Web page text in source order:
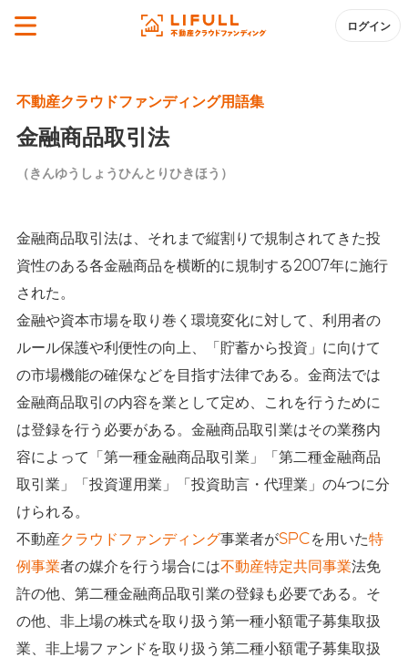
ログイン
不動産クラウドファンディング用語集
金融商品取引法
（きんゆうしょうひんとりひきほう）
金融商品取引法は、それまで縦割りで規制されてきた投
資性のある各金融商品を横断的に規制する2007年に施行
された。
金融や資本市場を取り巻く環境変化に対して、利用者の
ルール保護や利便性の向上、「貯蓄から投資」に向けて
の市場機能の確保などを目指す法律である。金商法では
金融商品取引の内容を業として定め、これを行うために
は登録を行う必要がある。金融商品取引業はその業務内
容によって「第一種金融商品取引業」「第二種金融商品
取引業」「投資運用業」「投資助言・代理業」の4つに分
けられる。
不動産クラウドファンディング事業者がSPCを用いた特
例事業者の媒介を行う場合には不動産特定共同事業法免
許の他、第二種金融商品取引業の登録も必要である。そ
の他、非上場の株式を取り扱う第一種小額電子募集取扱
業、非上場ファンドを取り扱う第二種小額電子募集取扱